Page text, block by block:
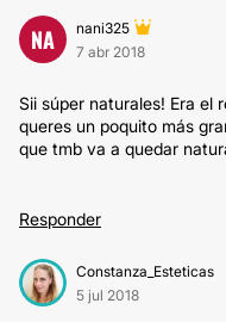
NA
nani325
7 abr 2018
Sii súper naturales! Era el
queres un poquito más
que tmb va a quedar
Responder
Constanza_Esteticas
5 jul 2018